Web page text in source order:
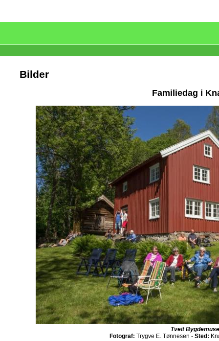
Bilder
Familiedag i
Tveit
Fotograf: Trygve E. Tønnesen - Sted: